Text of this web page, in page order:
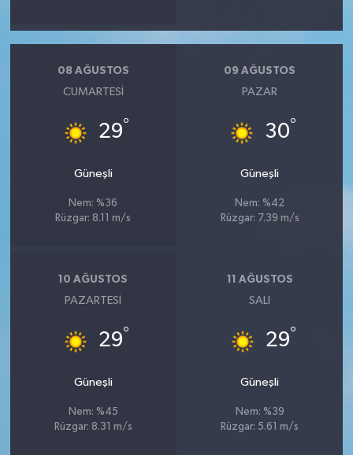
08 AĞUSTOS
CUMARTESI
29°
Güneşli
Nem: %36
Rüzgar: 8.11 m/s
09 AĞUSTOS
PAZAR
30°
Güneşli
Nem: %42
Rüzgar: 7.39 m/s
10 AĞUSTOS
PAZARTESI
29°
Güneşli
Nem: %45
Rüzgar: 8.31 m/s
11 AĞUSTOS
SALI
29°
Güneşli
Nem: %39
Rüzgar: 5.61 m/s